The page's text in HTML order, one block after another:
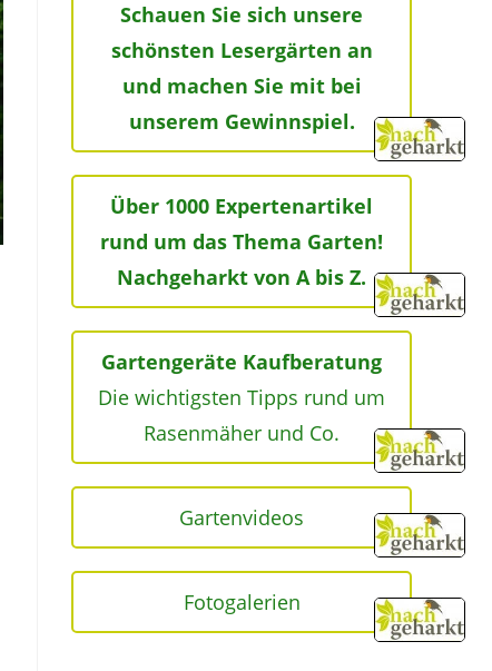
Schauen Sie sich unsere
schönsten Lesergärten an
und machen Sie mit bei
unserem Gewinnspiel.
Über 1000 Expertenartikel
rund um das Thema Garten!
Nachgeharkt von A bis Z.
Gartengeräte Kaufberatung
Die wichtigsten Tipps rund um
Rasenmäher und Co.
Gartenvideos
Fotogalerien